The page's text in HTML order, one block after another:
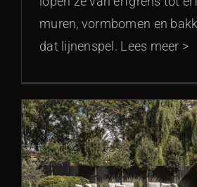
muren, vormbomen en
dat lijnenspel. Lees meer >